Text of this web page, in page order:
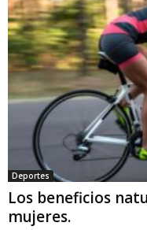
Deportes
Los beneficios
mujeres.